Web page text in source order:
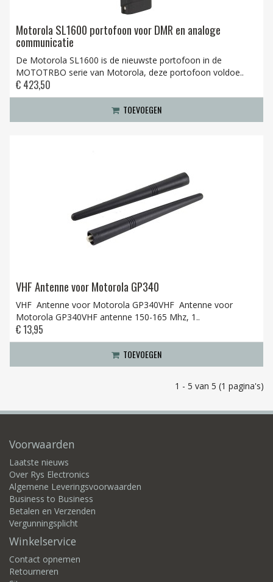
Motorola SL1600 portofoon voor DMR en analoge
communicatie
De Motorola SL1600 is de nieuwste portofoon in de
MOTOTRBO serie van Motorola, deze portofoon voldoe..
€ 423,50
TOEVOEGEN
VHF Antenne voor Motorola GP340
VHF Antenne voor Motorola GP340VHF Antenne voor
Motorola GP340VHF antenne 150-165 Mhz, 1..
€ 13,95
TOEVOEGEN
1 - 5 van 5 (1 pagina's)
Voorwaarden
Laatste nieuws
Over Rys Electronics
Algemene Leveringsvoorwaarden
Business to Business
Betalen en Verzenden
Vergunningsplicht
Winkelservice
Contact opnemen
Retourneren